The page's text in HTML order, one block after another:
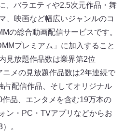
、バラエティや2.5次元作品・舞
、映画など幅広いジャンルのコ
の総合動画配信サービスです。
プレミアム」に加入すること
見放題作品数は業界第2位
メの見放題作品数は2年連続で
配信作品、そしてオリジナル
品、エンタメを含む19万本の
ン・PC・TVアプリなどからお
。